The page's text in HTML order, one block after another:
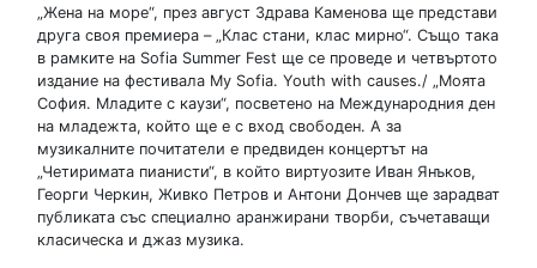
„Жена на море“, през август Здрава Каменова ще представи
друга своя премиера – „Клас стани, клас мирно“. Също така
в рамките на Sofia Summer Fest ще се проведе и четвъртото
издание на фестивала My Sofia. Youth with causes./ „Моята
София. Младите с каузи“, посветено на Международния ден
на младежта, който ще е с вход свободен. А за
музикалните почитатели е предвиден концертът на
„Четиримата пианисти“, в който виртуозите Иван Янъков,
Георги Черкин, Живко Петров и Антони Дончев ще зарадват
публиката със специално аранжирани творби, съчетаващи
класическа и джаз музика.